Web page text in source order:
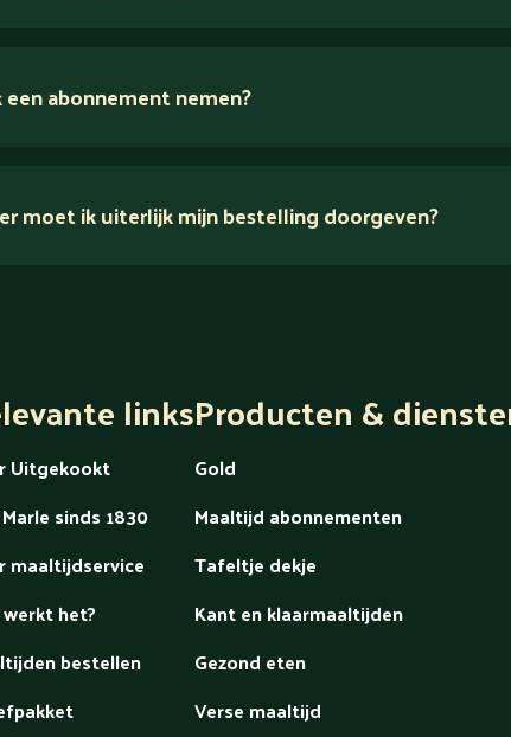
alles over Gold
abonnement nemen?
moet ik uiterlijk mijn bestelling doorgeven?
links
Uitgekookt
sinds 1830
maaltijdservice
het?
bestellen
Producten &
Gold
Maaltijd abonnementen
Tafeltje dekje
Kant en klaarmaaltijden
Gezond eten
Verse maaltijd